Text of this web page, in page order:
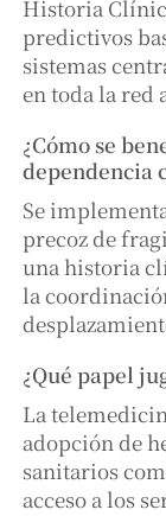
Historia
predictivos
sistemas
en toda la red
¿Cómo se
dependencia
Se
precoz de
una historia
la
¿Qué papel
La
adopción de
sanitarios
acceso a los